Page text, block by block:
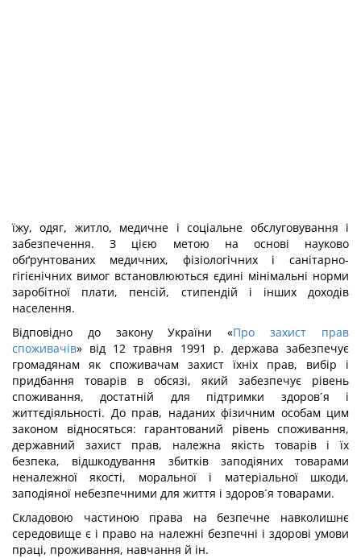
їжу, одяг, житло, медичне і соціальне обслуговування і
забезпечення. З цією метою на основі науково
обґрунтованих медичних, фізіологічних і санітарно-
гігієнічних вимог встановлюються єдині мінімальні норми
заробітної плати, пенсій, стипендій і інших доходів
населення.
Відповідно до закону України «Про захист прав
споживачів» від 12 травня 1991 р. держава забезпечує
громадянам як споживачам захист їхніх прав, вибір і
придбання товарів в обсязі, який забезпечує рівень
споживання, достатній для підтримки здоров´я і
життєдіяльності. До прав, наданих фізичним особам цим
законом відносяться: гарантований рівень споживання,
державний захист прав, належна якість товарів і їх
безпека, відшкодування збитків заподіяних товарами
неналежної якості, моральної і матеріальної шкоди,
заподіяної небезпечними для життя і здоров´я товарами.
Складовою частиною права на безпечне навколишнє
середовище є і право на належні безпечні і здорові умови
праці, проживання, навчання й ін.